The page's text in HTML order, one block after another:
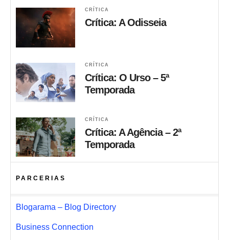
CRÍTICA
Crítica: A Odisseia
CRÍTICA
Crítica: O Urso – 5ª
Temporada
CRÍTICA
Crítica: A Agência – 2ª
Temporada
PARCERIAS
Blogarama – Blog Directory
Business Connection